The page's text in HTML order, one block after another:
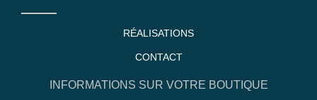
RÉALISATIONS
CONTACT
INFORMATIONS SUR VOTRE BOUTIQUE